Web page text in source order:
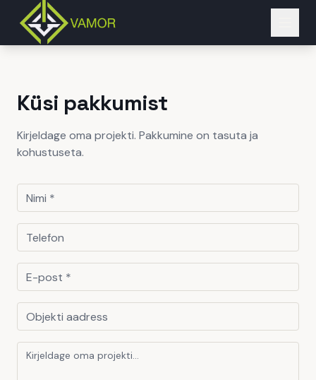
Küsi pakkumist
Kirjeldage oma projekti. Pakkumine on tasuta ja
kohustuseta.